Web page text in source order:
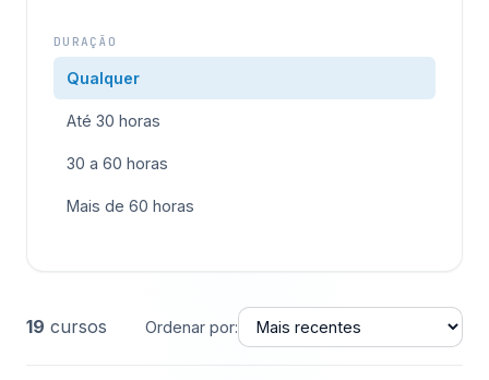
DURAÇÃO
Qualquer
Até 30 horas
30 a 60 horas
Mais de 60 horas
19 cursos Ordenar por: